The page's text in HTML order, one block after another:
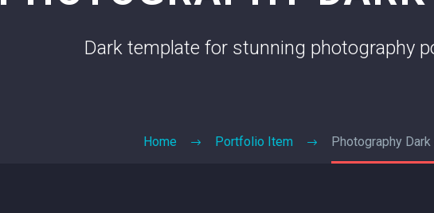
Dark template for stunning photography
Home Portfolio Item Photography